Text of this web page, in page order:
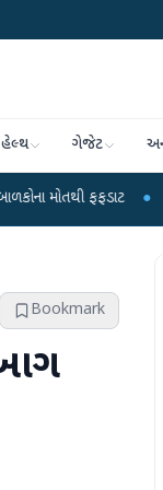
હેલ્થ ગેજેટ
● હવામાન
Bookmark
આગ